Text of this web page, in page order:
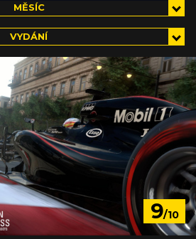
MĚSÍC
VYDÁNÍ
9/10